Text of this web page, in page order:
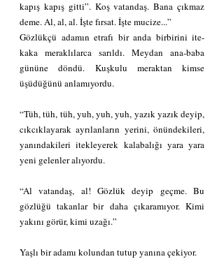
kapış kapış gitti”. Koş vatandaş. Bana çıkmaz
deme. Al, al, al. İşte fırsat. İşte mucize...”
Gözlükçü adamın etrafı bir anda birbirini ite-
kaka meraklılarca sarıldı. Meydan ana-baba
gününe döndü. Kuşkulu meraktan kimse
üşüdüğünü anlamıyordu.
“Tüh, tüh, tüh, yuh, yuh, yuh, yazık yazık deyip,
cıkcıklayarak ayrılanların yerini, önündekileri,
yanındakileri itekleyerek kalabalığı yara yara
yeni gelenler alıyordu.
“Al vatandaş, al! Gözlük deyip geçme. Bu
gözlüğü takanlar bir daha çıkaramıyor. Kimi
yakını görür, kimi uzağı.”
Yaşlı bir adamı kolundan tutup yanına çekiyor.